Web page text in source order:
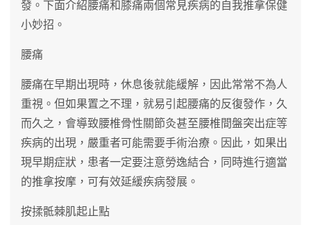
發。下面介紹腰痛和膝痛兩個常見疾病的自我推拿保健
小妙招。
腰痛
腰痛在早期出現時，休息後就能緩解，因此常常不為人
重視。但如果置之不理，就易引起腰痛的反復發作，久
而久之，會導致腰椎骨性關節灸甚至腰椎間盤突出症等
疾病的出現，嚴重者可能需要手術治療。因此，如果出
現早期症狀，患者一定要注意勞逸結合，同時進行適當
的推拿按摩，可有效延緩疾病發展。
按揉骶棘肌起止點